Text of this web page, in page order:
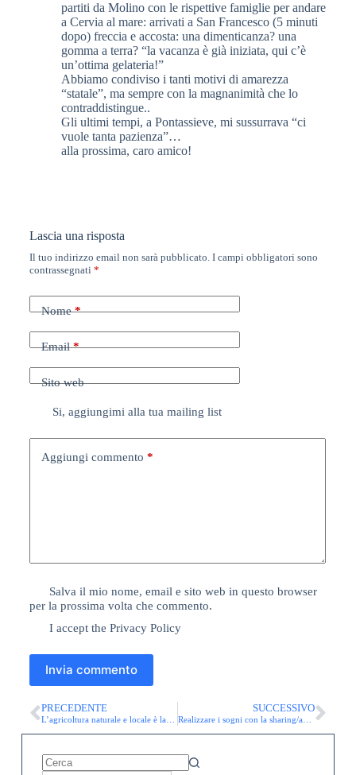
partiti da Molino con le rispettive famiglie per andare
a Cervia al mare: arrivati a San Francesco (5 minuti
dopo) freccia e accosta: una dimenticanza? una
gomma a terra? “la vacanza è già iniziata, qui c’è
un’ottima gelateria!”
Abbiamo condiviso i tanti motivi di amarezza
“statale”, ma sempre con la magnanimità che lo
contraddistingue..
Gli ultimi tempi, a Pontassieve, mi sussurrava “ci
vuole tanta pazienza”…
alla prossima, caro amico!
Lascia una risposta
Il tuo indirizzo email non sarà pubblicato. I campi obbligatori sono
contrassegnati *
Nome*
Email*
Sito web
Si, aggiungimi alla tua mailing list
Aggiungi commento *
Salva il mio nome, email e sito web in questo browser
per la prossima volta che commento.
I accept thePrivacy Policy
Invia commento
PRECEDENTE
L’agricoltura naturale e locale è lasciata sempre più nelle nostre mani
SUCCESSIVO